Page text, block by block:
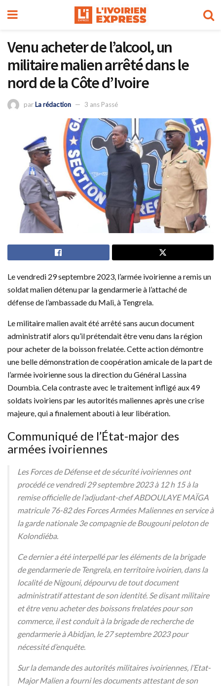
Venu acheter de l’alcool, un
militaire malien arrêté dans le
nord de la Côte d’Ivoire
parLa rédaction 3 ans Passé
Le vendredi 29 septembre 2023, l’armée ivoirienne a remis un
soldat malien détenu par la gendarmerie à l’attaché de
défense de l’ambassade du Mali, à Tengrela.
Le militaire malien avait été arrêté sans aucun document
administratif alors qu’il prétendait être venu dans la région
pour acheter de la boisson frelatée. Cette action démontre
une belle démonstration de coopération amicale de la part de
l’armée ivoirienne sous la direction du Général Lassina
Doumbia. Cela contraste avec le traitement infligé aux 49
soldats ivoiriens par les autorités maliennes après une crise
majeure, qui a finalement abouti à leur libération.
Communiqué de l’État-major des
armées ivoiriennes
Les Forces de Défense et de sécurité ivoiriennes ont
procédé ce vendredi 29 septembre 2023 à 12 h 15 à la
remise officielle de l’adjudant-chef ABDOULAYE MAÏGA
matricule 76-82 des Forces Armées Maliennes en service à
la garde nationale 3e compagnie de Bougouni peloton de
Kolondiéba.
Ce dernier a été interpellé par les éléments de la brigade
de gendarmerie de Tengrela, en territoire ivoirien, dans la
localité de Nigouni, dépourvu de tout document
administratif attestant de son identité. Se disant militaire
et être venu acheter des boissons frelatées pour son
commerce, il est conduit à la brigade de recherche de
gendarmerie à Abidjan, le 27 septembre 2023 pour
nécessité d’enquête.
Sur la demande des autorités militaires ivoiriennes, l’Etat-
Major Malien a fourni les documents attestant de son